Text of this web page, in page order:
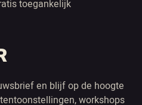
toegankelijk
en blijf op de hoogte
workshops